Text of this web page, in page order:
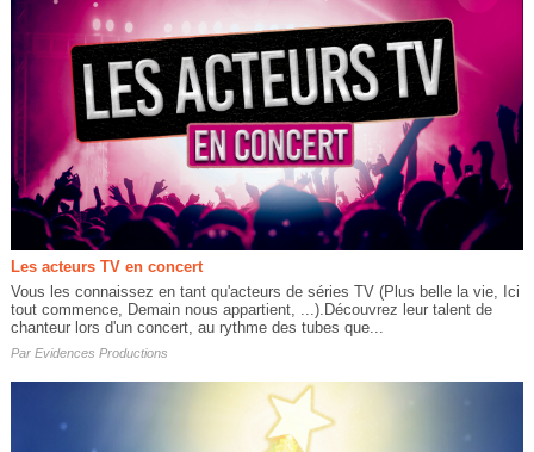
Les acteurs TV en concert
Vous les connaissez en tant qu'acteurs de séries TV (Plus belle la vie, Ici
tout commence, Demain nous appartient, ...).Découvrez leur talent de
chanteur lors d'un concert, au rythme des tubes que...
Par Evidences Productions